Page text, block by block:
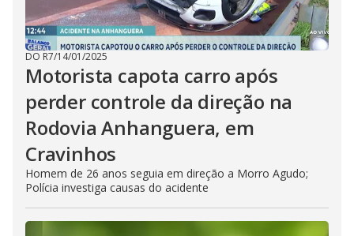
DO R7/14/01/2025
Motorista capota carro após
perder controle da direção na
Rodovia Anhanguera, em
Cravinhos
Homem de 26 anos seguia em direção a Morro Agudo;
Polícia investiga causas do acidente